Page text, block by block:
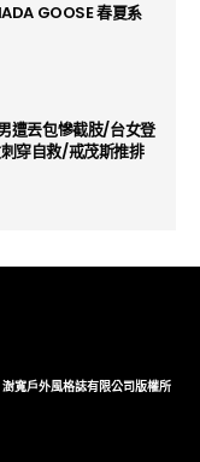
GOOSE 春夏系
遭丟包慘截肢/台女登
穿自救/戒茂斯推排
寬戶外風格誌有限公司版權所